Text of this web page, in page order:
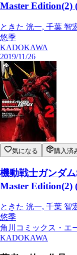
Master Edition(2)
ときた 洸一, 千葉 智
悠季
KADOKAWA
2019/11/26
気になる 購入済
機動戦士ガンダ
Master Edition(2)
ときた 洸一, 千葉 智
悠季
角川コミックス・エ
KADOKAWA